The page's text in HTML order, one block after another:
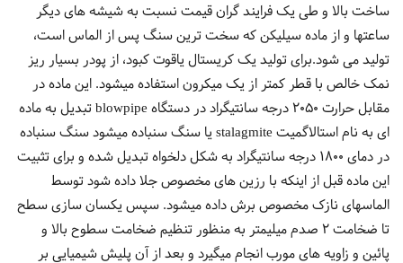
ساخت بالا و طی یک فرایند گران قیمت نسبت به شیشه های دیگر
ساعتها و از ماده سیلیکن که سخت ترین سنگ پس از الماس است،
تولید می شود.برای تولید یک کریستال یاقوت کبود، از پودر بسیار ریز
نمک خالص با قطر کمتر از یک میکرون استفاده میشود. این ماده در
مقابل حرارت 2050 درجه سانتیگراد در دستگاه blowpipe تبدیل به ماده
ای به نام استالاگمیت stalagmite یا سنگ سنباده میشود سنگ سنباده
در دمای 1800 درجه سانتیگراد به شکل دلخواه تبدیل شده و برای تثبیت
این ماده قبل از اینکه با رزین های مخصوص جلا داده شود توسط
الماسهای نازک مخصوص برش داده میشود. سپس یکسان سازی سطح
تا ضخامت 2 صدم میلیمتر به منظور تنظیم ضخامت سطوح بالا و
پائین و زاویه های مورب انجام میگیرد و بعد از آن پلیش شیمیایی بر